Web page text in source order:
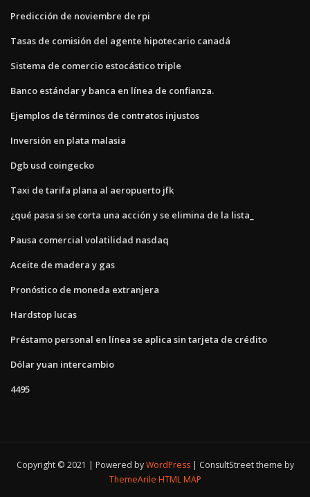
Predicción de noviembre de rpi
Tasas de comisión del agente hipotecario canadá
Sistema de comercio estocástico triple
Banco estándar y banca en línea de confianza.
Ejemplos de términos de contratos injustos
Inversión en plata malasia
Dgb usd coingecko
Taxi de tarifa plana al aeropuerto jfk
¿qué pasa si se corta una acción y se elimina de la lista_
Pausa comercial volatilidad nasdaq
Aceite de madera y gas
Pronóstico de moneda extranjera
Hardstop lucas
Préstamo personal en línea se aplica sin tarjeta de crédito
Dólar yuan intercambio
4495
Copyright © 2021 | Powered byWordPress
ConsultStreet theme by
ThemeArile HTML MAP